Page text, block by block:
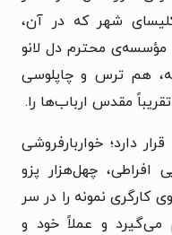
شهر که در آن،
مؤسسه‌ی محترم دل لانو
هم ترس و چاپلوسی
مقدس ارباب‌ها را.
دارد؛ خواربارفروشی
افراطی، چهل‌هزار پزو
کارگری نمونه را در سر
می‌گیرد و عملاً خود و